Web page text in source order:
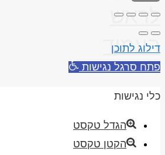
לראש
העמוד
דילוג לתוכן
פתח סרגל נגישות
כלי נגישות
הגדל טקסט
הקטן טקסט